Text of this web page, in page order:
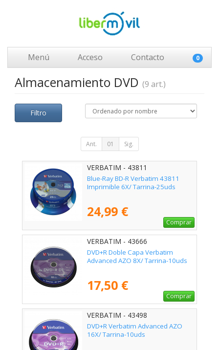
Menú Acceso Contacto 0
Almacenamiento DVD (9 art.)
Filtro
Ant. 01 Sig.
VERBATIM - 43811
Blue-Ray BD-R Verbatim 43811
Imprimible 6X/ Tarrina-25uds
24,99 €
Comprar
VERBATIM - 43666
DVD+R Doble Capa Verbatim
Advanced AZO 8X/ Tarrina-10uds
17,50 €
Comprar
VERBATIM - 43498
DVD+R Verbatim Advanced AZO
16X/ Tarrina-10uds